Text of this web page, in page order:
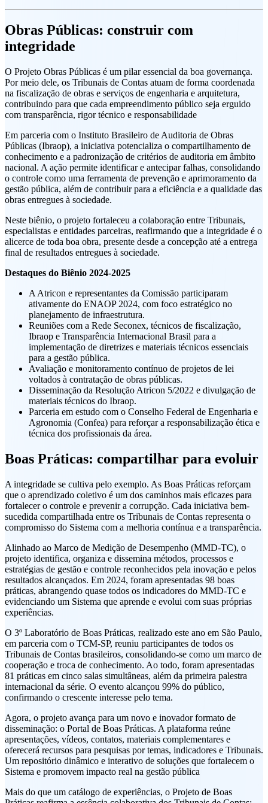
Obras Públicas: construir com
integridade
O Projeto Obras Públicas é um pilar essencial da boa governança.
Por meio dele, os Tribunais de Contas atuam de forma coordenada
na fiscalização de obras e serviços de engenharia e arquitetura,
contribuindo para que cada empreendimento público seja erguido
com transparência, rigor técnico e responsabilidade
Em parceria com o Instituto Brasileiro de Auditoria de Obras
Públicas (Ibraop), a iniciativa potencializa o compartilhamento de
conhecimento e a padronização de critérios de auditoria em âmbito
nacional. A ação permite identificar e antecipar falhas, consolidando
o controle como uma ferramenta de prevenção e aprimoramento da
gestão pública, além de contribuir para a eficiência e a qualidade das
obras entregues à sociedade.
Neste biênio, o projeto fortaleceu a colaboração entre Tribunais,
especialistas e entidades parceiras, reafirmando que a integridade é o
alicerce de toda boa obra, presente desde a concepção até a entrega
final de resultados entregues à sociedade.
Destaques do Biênio 2024-2025
A Atricon e representantes da Comissão participaram
ativamente do ENAOP 2024, com foco estratégico no
planejamento de infraestrutura.
Reuniões com a Rede Seconex, técnicos de fiscalização,
Ibraop e Transparência Internacional Brasil para a
implementação de diretrizes e materiais técnicos essenciais
para a gestão pública.
Avaliação e monitoramento contínuo de projetos de lei
voltados à contratação de obras públicas.
Disseminação da Resolução Atricon 5/2022 e divulgação de
materiais técnicos do Ibraop.
Parceria em estudo com o Conselho Federal de Engenharia e
Agronomia (Confea) para reforçar a responsabilização ética e
técnica dos profissionais da área.
Boas Práticas: compartilhar para evoluir
A integridade se cultiva pelo exemplo. As Boas Práticas reforçam
que o aprendizado coletivo é um dos caminhos mais eficazes para
fortalecer o controle e prevenir a corrupção. Cada iniciativa bem-
sucedida compartilhada entre os Tribunais de Contas representa o
compromisso do Sistema com a melhoria contínua e a transparência.
Alinhado ao Marco de Medição de Desempenho (MMD-TC), o
projeto identifica, organiza e dissemina métodos, processos e
estratégias de gestão e controle reconhecidos pela inovação e pelos
resultados alcançados. Em 2024, foram apresentadas 98 boas
práticas, abrangendo quase todos os indicadores do MMD-TC e
evidenciando um Sistema que aprende e evolui com suas próprias
experiências.
O 3º Laboratório de Boas Práticas, realizado este ano em São Paulo,
em parceria com o TCM-SP, reuniu participantes de todos os
Tribunais de Contas brasileiros, consolidando-se como um marco de
cooperação e troca de conhecimento. Ao todo, foram apresentadas
81 práticas em cinco salas simultâneas, além da primeira palestra
internacional da série. O evento alcançou 99% do público,
confirmando o crescente interesse pelo tema.
Agora, o projeto avança para um novo e inovador formato de
disseminação: o Portal de Boas Práticas. A plataforma reúne
apresentações, vídeos, contatos, materiais complementares e
oferecerá recursos para pesquisas por temas, indicadores e Tribunais.
Um repositório dinâmico e interativo de soluções que fortalecem o
Sistema e promovem impacto real na gestão pública
Mais do que um catálogo de experiências, o Projeto de Boas